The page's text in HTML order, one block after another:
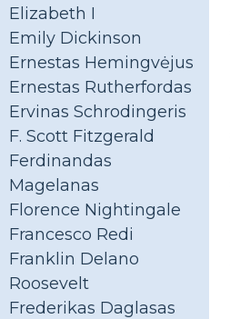
Elizabeth I
Emily Dickinson
Ernestas Hemingvėjus
Ernestas Rutherfordas
Ervinas Schrodingeris
F. Scott Fitzgerald
Ferdinandas
Magelanas
Florence Nightingale
Francesco Redi
Franklin Delano
Roosevelt
Frederikas Daglasas